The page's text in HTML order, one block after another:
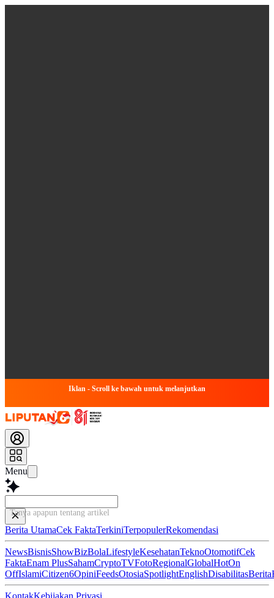
Iklan - Scroll ke bawah untuk melanjutkan
Menu
Tanya apapun tentang artikel ini...
Berita UtamaCek FaktaTerkiniTerpopulerRekomendasi
NewsBisnisShowBizBolaLifestyleKesehatanTeknoOtomotifCek
FaktaEnam PlusSahamCryptoTVFotoRegionalGlobalHotOn
OffIslamiCitizen6OpiniFeedsOtosiaSpotlightEnglishDisabilitasBerita